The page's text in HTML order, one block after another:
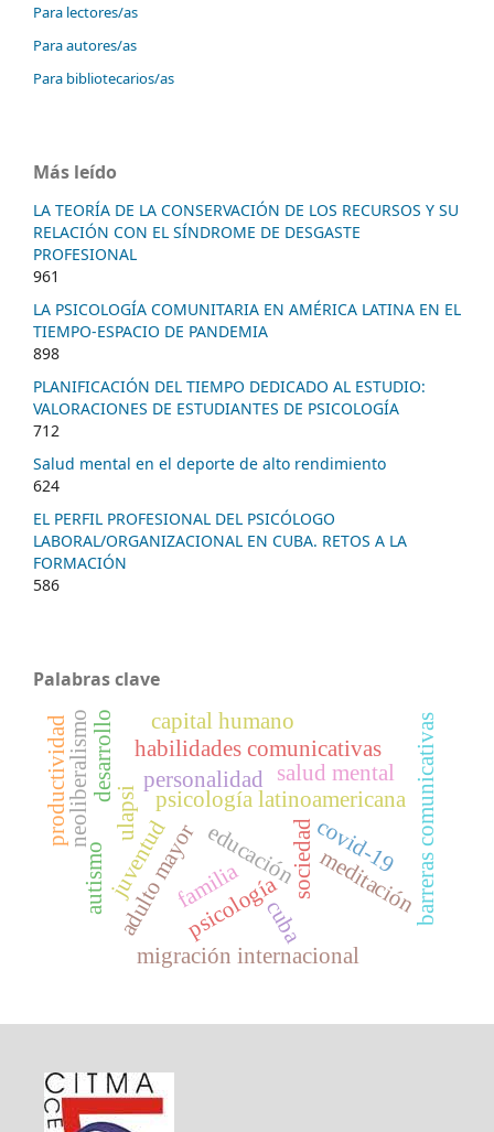
Para lectores/as
Para autores/as
Para bibliotecarios/as
Más leído
LA TEORÍA DE LA CONSERVACIÓN DE LOS RECURSOS Y SU
RELACIÓN CON EL SÍNDROME DE DESGASTE
PROFESIONAL
961
LA PSICOLOGÍA COMUNITARIA EN AMÉRICA LATINA EN EL
TIEMPO-ESPACIO DE PANDEMIA
898
PLANIFICACIÓN DEL TIEMPO DEDICADO AL ESTUDIO:
VALORACIONES DE ESTUDIANTES DE PSICOLOGÍA
712
Salud mental en el deporte de alto rendimiento
624
EL PERFIL PROFESIONAL DEL PSICÓLOGO
LABORAL/ORGANIZACIONAL EN CUBA. RETOS A LA
FORMACIÓN
586
Palabras clave
psicología latinoamericana
ulapsi
sociedad
educación
desarrollo personalidad
covid-19
neoliberalismo
psicología
salud mental
habilidades comunicativas barreras comunicativas
adulto mayor meditación
familia
juventud
migración internacional
cuba
capital humano
productividad
autismo